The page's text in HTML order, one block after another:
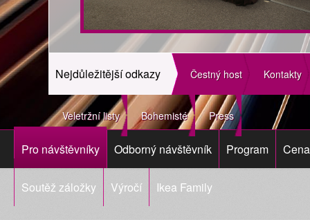
Nejdůležitější odkazy Čestný host Kontakty
Veletržní listy Bohemisté Press
Pro návštěvníky Odborný návštěvník Program
Soutěž záložky Výročí Ikea Family